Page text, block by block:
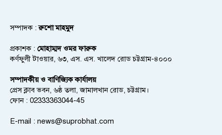
সম্পাদক :রুশো মাহমুদ
প্রকাশক : মোহাম্মদ ওমর ফারুক
কর্ণফুলী টাওয়ার, ৬৩, এস. এস. খালেদ রোড চট্টগ্রাম-৪০০০
সম্পাদকীয় ও বাণিজ্যিক কার্যালয়
প্রেস ক্লাব ভবন, ৬ষ্ঠ তলা, জামালখান রোড, চট্টগ্রাম।
ফোন : 02333363044-45
E-mail : news@suprobhat.com